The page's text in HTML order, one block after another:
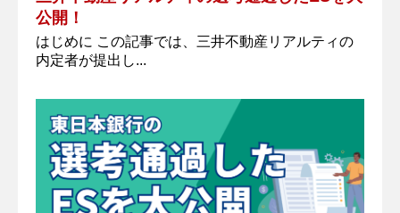
公開！
はじめに この記事では、三井不動産リアルティの
内定者が提出し...